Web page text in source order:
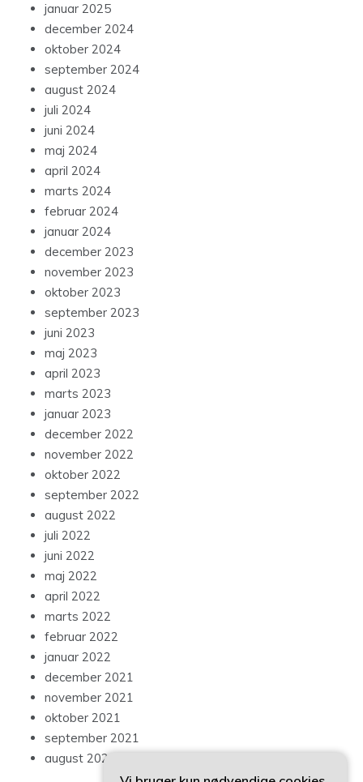
januar 2025
december 2024
oktober 2024
september 2024
august 2024
juli 2024
juni 2024
maj 2024
april 2024
marts 2024
februar 2024
januar 2024
december 2023
november 2023
oktober 2023
september 2023
juni 2023
maj 2023
april 2023
marts 2023
januar 2023
december 2022
november 2022
oktober 2022
september 2022
august 2022
juli 2022
juni 2022
maj 2022
april 2022
marts 2022
februar 2022
januar 2022
december 2021
november 2021
oktober 2021
september 2021
august 2021